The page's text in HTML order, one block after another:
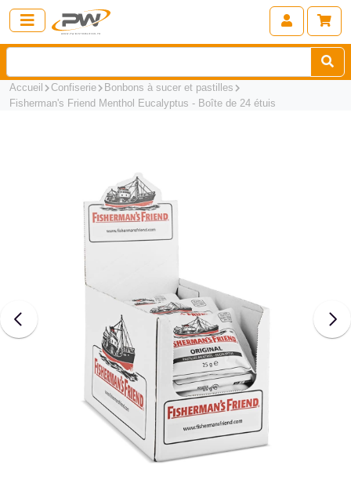
Accueil Confiserie
Bonbons à sucer et pastilles
Fisherman's Friend Menthol Eucalyptus - Boîte de 24 étuis